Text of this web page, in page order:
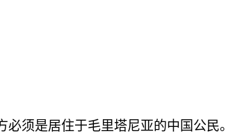
必须是居住于毛里塔尼亚的中国公民。